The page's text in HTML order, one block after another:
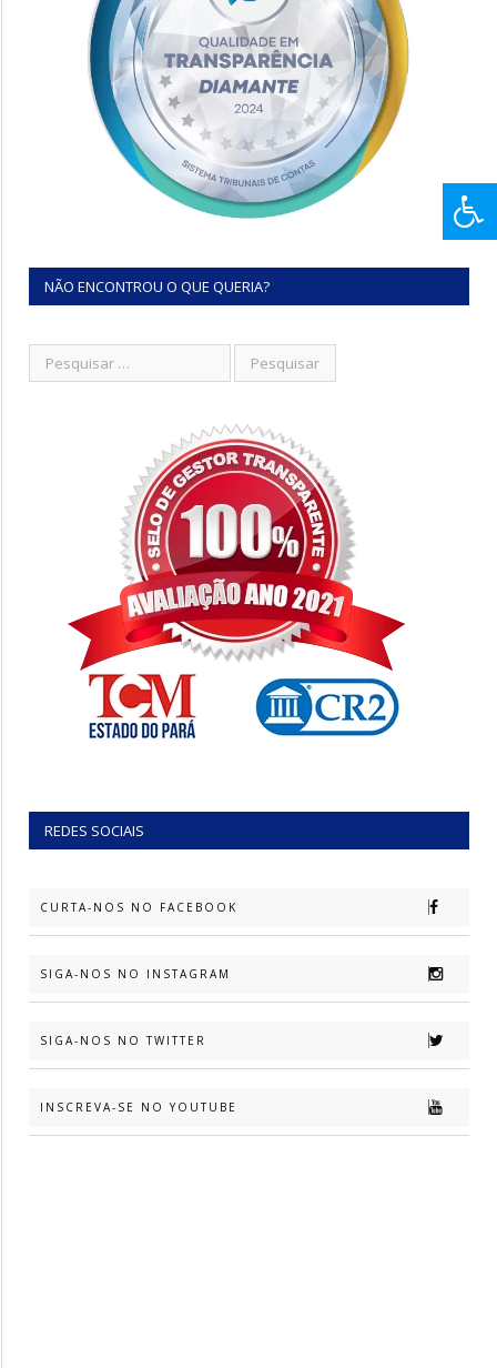
NÃO ENCONTROU O QUE QUERIA?
REDES SOCIAIS
CURTA-NOS NO FACEBOOK
SIGA-NOS NO INSTAGRAM
SIGA-NOS NO TWITTER
INSCREVA-SE NO YOUTUBE